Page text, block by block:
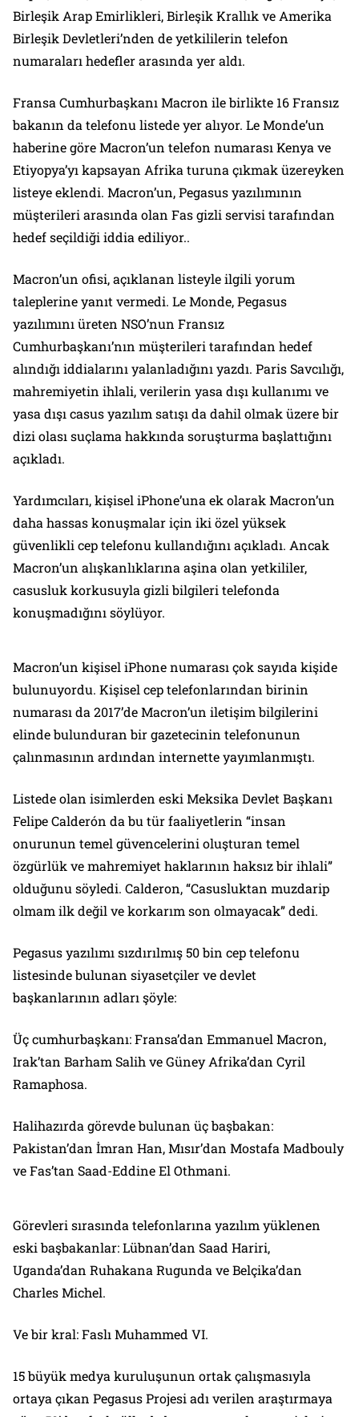
Birleşik Arap Emirlikleri, Birleşik Krallık ve Amerika
Birleşik Devletleri’nden de yetkililerin telefon
numaraları hedefler arasında yer aldı.
Fransa Cumhurbaşkanı Macron ile birlikte 16 Fransız
bakanın da telefonu listede yer alıyor. Le Monde’un
haberine göre Macron’un telefon numarası Kenya ve
Etiyopya’yı kapsayan Afrika turuna çıkmak üzereyken
listeye eklendi. Macron’un, Pegasus yazılımının
müşterileri arasında olan Fas gizli servisi tarafından
hedef seçildiği iddia ediliyor..
Macron’un ofisi, açıklanan listeyle ilgili yorum
taleplerine yanıt vermedi. Le Monde, Pegasus
yazılımını üreten NSO’nun Fransız
Cumhurbaşkanı’nın müşterileri tarafından hedef
alındığı iddialarını yalanladığını yazdı. Paris Savcılığı,
mahremiyetin ihlali, verilerin yasa dışı kullanımı ve
yasa dışı casus yazılım satışı da dahil olmak üzere bir
dizi olası suçlama hakkında soruşturma başlattığını
açıkladı.
Yardımcıları, kişisel iPhone’una ek olarak Macron’un
daha hassas konuşmalar için iki özel yüksek
güvenlikli cep telefonu kullandığını açıkladı. Ancak
Macron’un alışkanlıklarına aşina olan yetkililer,
casusluk korkusuyla gizli bilgileri telefonda
konuşmadığını söylüyor.
Macron’un kişisel iPhone numarası çok sayıda kişide
bulunuyordu. Kişisel cep telefonlarından birinin
numarası da 2017’de Macron’un iletişim bilgilerini
elinde bulunduran bir gazetecinin telefonunun
çalınmasının ardından internette yayımlanmıştı.
Listede olan isimlerden eski Meksika Devlet Başkanı
Felipe Calderón da bu tür faaliyetlerin “insan
onurunun temel güvencelerini oluşturan temel
özgürlük ve mahremiyet haklarının haksız bir ihlali”
olduğunu söyledi. Calderon, “Casusluktan muzdarip
olmam ilk değil ve korkarım son olmayacak” dedi.
Pegasus yazılımı sızdırılmış 50 bin cep telefonu
listesinde bulunan siyasetçiler ve devlet
başkanlarının adları şöyle:
Üç cumhurbaşkanı: Fransa’dan Emmanuel Macron,
Irak’tan Barham Salih ve Güney Afrika’dan Cyril
Ramaphosa.
Halihazırda görevde bulunan üç başbakan:
Pakistan’dan İmran Han, Mısır’dan Mostafa Madbouly
ve Fas’tan Saad-Eddine El Othmani.
Görevleri sırasında telefonlarına yazılım yüklenen
eski başbakanlar: Lübnan’dan Saad Hariri,
Uganda’dan Ruhakana Rugunda ve Belçika’dan
Charles Michel.
Ve bir kral: Faslı Muhammed VI.
15 büyük medya kuruluşunun ortak çalışmasıyla
ortaya çıkan Pegasus Projesi adı verilen araştırmaya